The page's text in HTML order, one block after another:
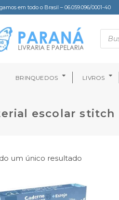
em todo o Brasil – 06.059.096/0001-40
BRINQUEDOS LIVROS
escolar stitch
um único resultado